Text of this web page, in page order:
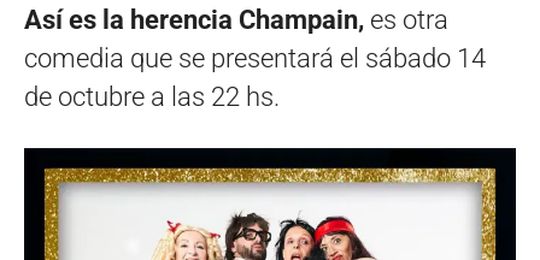
Así es la herencia Champain, es otra
comedia que se presentará el sábado 14
de octubre a las 22 hs.